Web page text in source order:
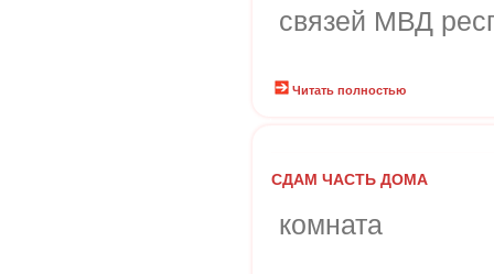
связей МВД
Читать полностью
СДАМ ЧАСТЬ ДОМА
комната